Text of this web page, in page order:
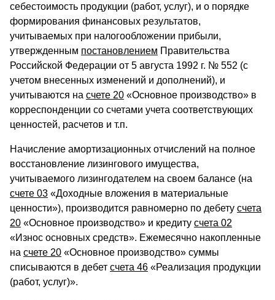
себестоимость продукции (работ, услуг), и о порядке
формирования финансовых результатов,
учитываемых при налогообложении прибыли,
утвержденным постановлением Правительства
Российской Федерации от 5 августа 1992 г. № 552 (с
учетом внесенных изменений и дополнений), и
учитываются на счете 20 «Основное производство» в
корреспонденции со счетами учета соответствующих
ценностей, расчетов и т.п.
Начисление амортизационных отчислений на полное
восстановление лизингового имущества,
учитываемого лизингодателем на своем балансе (на
счете 03 «Доходные вложения в материальные
ценности»), производится равномерно по дебету счета
20 «Основное производство» и кредиту счета 02
«Износ основных средств». Ежемесячно накопленные
на счете 20 «Основное производство» суммы
списываются в дебет счета 46 «Реализация продукции
(работ, услуг)».